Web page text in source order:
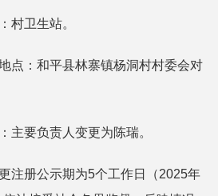
卫生站。
：和平县林寨镇杨洞村村委会对
要负责人变更为陈瑞。
册公示期为5个工作日（2025年